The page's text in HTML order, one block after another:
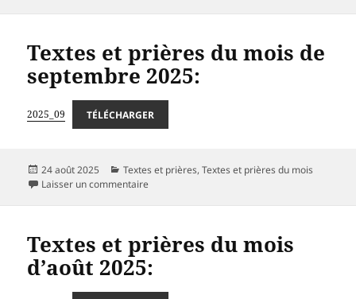
Textes et prières du mois de
septembre 2025:
2025_09 TÉLÉCHARGER
Publié
le
24 août 2025 Catégories
Textes et prières,Textes et prières du mois
Laisser un commentairesur Textes et prières du mois de septembre
Textes et prières du mois
d’août 2025: